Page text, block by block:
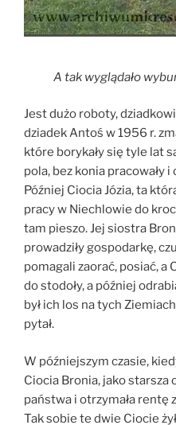
A tak wyglądało
Jest dużo roboty,
dziadek Antoś w 1956 r.
które borykały się tyle lat
pola, bez konia pracowały
Później Ciocia Józia, ta
pracy w Niechlowie do
tam pieszo. Jej siostra
prowadziły gospodarkę,
pomagali zaorać, posiać, a
do stodoły, a później
był ich los na tych
pytał.
W późniejszym czasie,
Ciocia Bronia, jako starsza
państwa i otrzymała rentę
Tak sobie te dwie Ciocie